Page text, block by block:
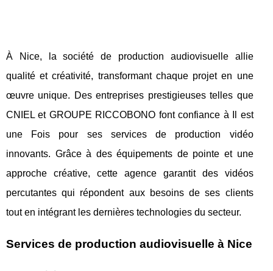
À Nice, la société de production audiovisuelle allie
qualité et créativité, transformant chaque projet en une
œuvre unique. Des entreprises prestigieuses telles que
CNIEL et GROUPE RICCOBONO font confiance à Il est
une Fois pour ses services de production vidéo
innovants. Grâce à des équipements de pointe et une
approche créative, cette agence garantit des vidéos
percutantes qui répondent aux besoins de ses clients
tout en intégrant les dernières technologies du secteur.
Services de production audiovisuelle à Nice